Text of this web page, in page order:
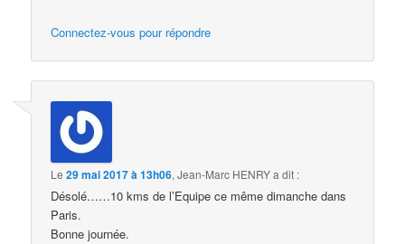
Connectez-vous pour répondre
Le29 mai 2017 à 13h06,Jean-Marc HENRYa dit :
Désolé……10 kms de l’Equipe ce même dimanche dans
Paris.
Bonne journée.